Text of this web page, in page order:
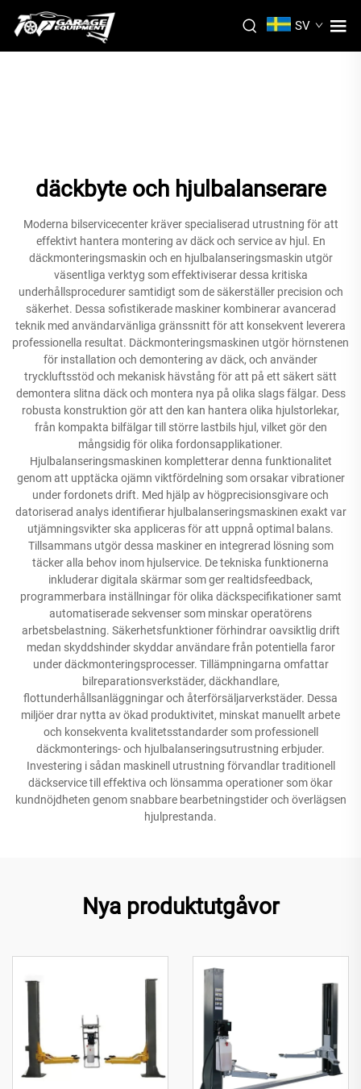
SV
däckbyte och hjulbalanserare
Moderna bilservicecenter kräver specialiserad utrustning för att
effektivt hantera montering av däck och service av hjul. En
däckmonteringsmaskin och en hjulbalanseringsmaskin utgör
väsentliga verktyg som effektiviserar dessa kritiska
underhållsprocedurer samtidigt som de säkerställer precision och
säkerhet. Dessa sofistikerade maskiner kombinerar avancerad
teknik med användarvänliga gränssnitt för att konsekvent leverera
professionella resultat. Däckmonteringsmaskinen utgör hörnstenen
för installation och demontering av däck, och använder
tryckluftsstöd och mekanisk hävstång för att på ett säkert sätt
demontera slitna däck och montera nya på olika slags fälgar. Dess
robusta konstruktion gör att den kan hantera olika hjulstorlekar,
från kompakta bilfälgar till större lastbils hjul, vilket gör den
mångsidig för olika fordonsapplikationer.
Hjulbalanseringsmaskinen kompletterar denna funktionalitet
genom att upptäcka ojämn viktfördelning som orsakar vibrationer
under fordonets drift. Med hjälp av högprecisionsgivare och
datoriserad analys identifierar hjulbalanseringsmaskinen exakt var
utjämningsvikter ska appliceras för att uppnå optimal balans.
Tillsammans utgör dessa maskiner en integrerad lösning som
täcker alla behov inom hjulservice. De tekniska funktionerna
inkluderar digitala skärmar som ger realtidsfeedback,
programmerbara inställningar för olika däckspecifikationer samt
automatiserade sekvenser som minskar operatörens
arbetsbelastning. Säkerhetsfunktioner förhindrar oavsiktlig drift
medan skyddshinder skyddar användare från potentiella faror
under däckmonteringsprocesser. Tillämpningarna omfattar
bilreparationsverkstäder, däckhandlare,
flottunderhållsanläggningar och återförsäljarverkstäder. Dessa
miljöer drar nytta av ökad produktivitet, minskat manuellt arbete
och konsekventa kvalitetsstandarder som professionell
däckmonterings- och hjulbalanseringsutrustning erbjuder.
Investering i sådan maskinell utrustning förvandlar traditionell
däckservice till effektiva och lönsamma operationer som ökar
kundnöjdheten genom snabbare bearbetningstider och överlägsen
hjulprestanda.
Nya produktutgåvor